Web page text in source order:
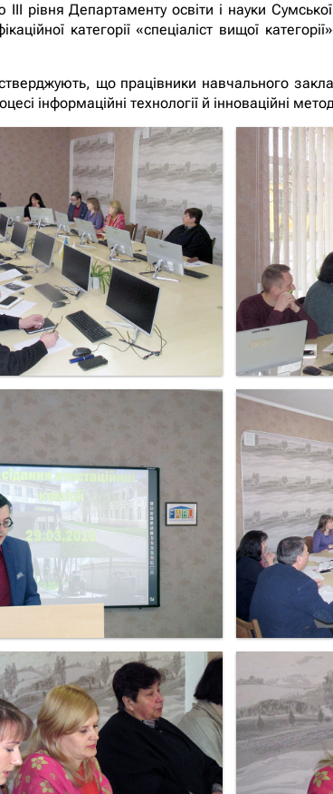
рівня Департаменту освіти і науки
категорії «спеціаліст вищої
що працівники навчального
інформаційні технології й інноваційні